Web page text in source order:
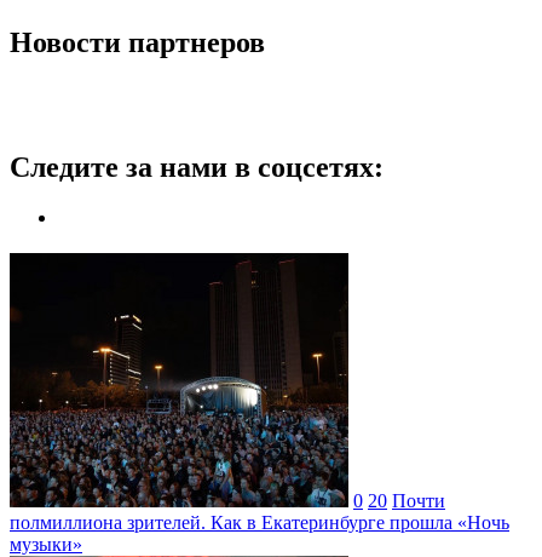
Новости партнеров
Следите за нами в соцсетях:
0 20 Почти
полмиллиона зрителей. Как в Екатеринбурге прошла «Ночь
музыки»